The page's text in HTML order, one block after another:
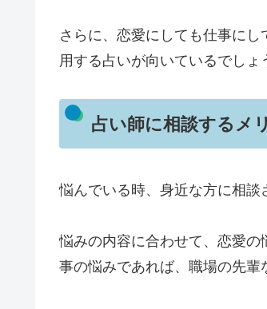
さらに、恋愛にしても仕事に
用する占いが向いているでしょ
占い師に相談するメ
悩んでいる時、身近な方に相談
悩みの内容に合わせて、恋愛
事の悩みであれば、職場の先輩